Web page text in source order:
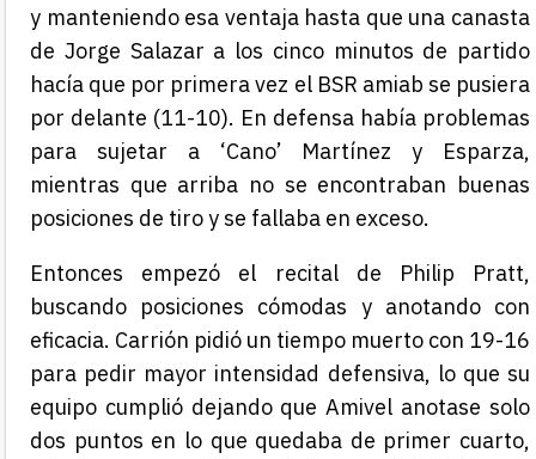
y manteniendo esa ventaja hasta que una canasta
de Jorge Salazar a los cinco minutos de partido
hacía que por primera vez el BSR amiab se pusiera
por delante (11-10). En defensa había problemas
para sujetar a ‘Cano’ Martínez y Esparza,
mientras que arriba no se encontraban buenas
posiciones de tiro y se fallaba en exceso.
Entonces empezó el recital de Philip Pratt,
buscando posiciones cómodas y anotando con
eficacia. Carrión pidió un tiempo muerto con 19-16
para pedir mayor intensidad defensiva, lo que su
equipo cumplió dejando que Amivel anotase solo
dos puntos en lo que quedaba de primer cuarto,